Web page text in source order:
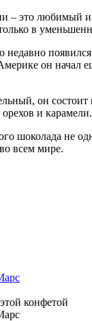
– это любимый и
в
недавно
он начал
он состоит
и карамели.
шоколада не
всем мире.
конфетой